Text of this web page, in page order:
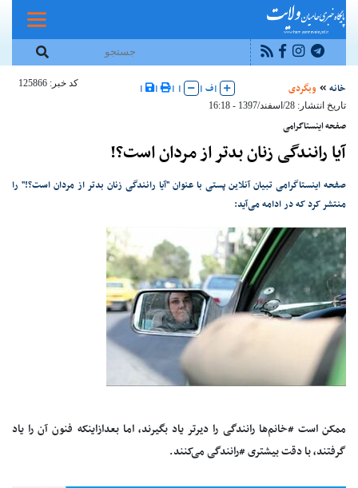
خانه وبگردی |ف |
|
|
|
|
کد خبر: 125866
تاریخ انتشار: 28/اسفند/1397 - 16:18
صفحه اینستاگرامی
️آیا رانندگی زنان بدتر از مردان است؟!
صفحه اینستاگرامی تبیان آنلاین پستی با عنوان "️آیا رانندگی زنان بدتر از مردان است؟!" را
منتشر کرد که در ادامه می‌آید:
ممکن است #خانم‌ها رانندگی را دیرتر یاد بگیرند، اما بعدازاینکه فنون آن را یاد
گرفتند، با دقت بیشتری #رانندگی می‌کنند.